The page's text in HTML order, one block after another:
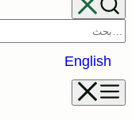
English